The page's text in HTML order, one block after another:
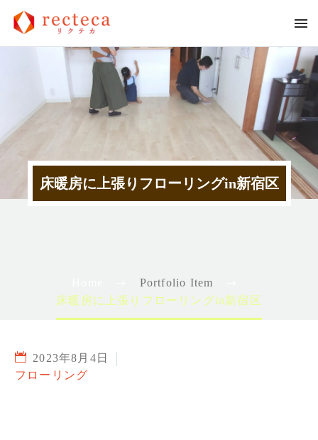
床暖房に上張りフローリングin新宿区
Portfolio Item
床暖房に上張りフローリングin新宿区
2023年8月4日
フローリング